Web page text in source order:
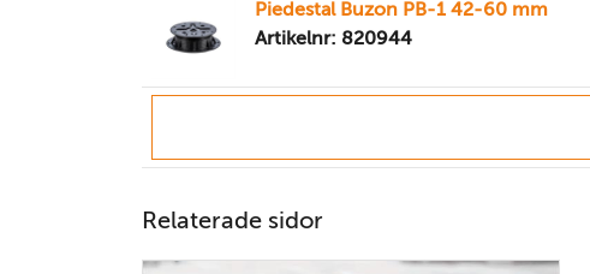
Piedestal Buzon PB-1 42-60 mm
Artikelnr: 820944
Relaterade sidor